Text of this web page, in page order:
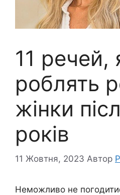
11 речей,
роблять
жінки
років
11 Жовтня, 2023 Автор
Неможливо не